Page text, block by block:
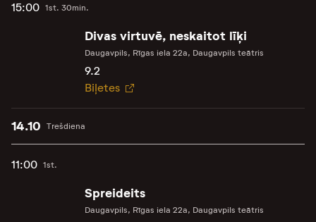
15:00 1st. 30min.
Divas virtuvē, neskaitot līķi
Daugavpils, Rīgas iela 22a, Daugavpils teātris
9.2
Biļetes
Trešdiena
14.10
11:00 1st.
Spreideits
Daugavpils, Rīgas iela 22a, Daugavpils teātris